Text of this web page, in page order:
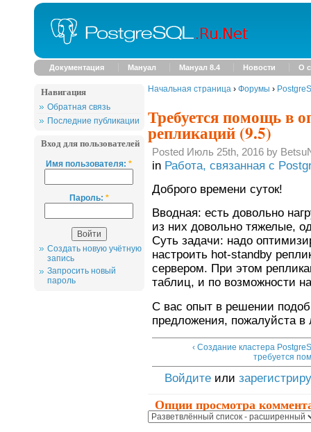
Документация Мануал Мануал 8.4 Новости О
Навигация
Обратная связь
Последние публикации
Вход для пользователей
Имя пользователя:*
Пароль: *
Создать новую учётную
запись
Запросить новый
пароль
Начальная страница› Форумы ›
Требуется помощь в
репликаций (9.5)
Posted Июль 25th, 2016 by
in Работа, связанная с
Доброго времени суток!
Вводная: есть довольно
из них довольно тяжелые,
Суть задачи: надо
настроить hot-standby
сервером. При этом
таблиц, и по возможности
С вас опыт в решении
предложения, пожалуйста в
‹ Создание кластера
требуется
Войдитеили
Опции просмотра